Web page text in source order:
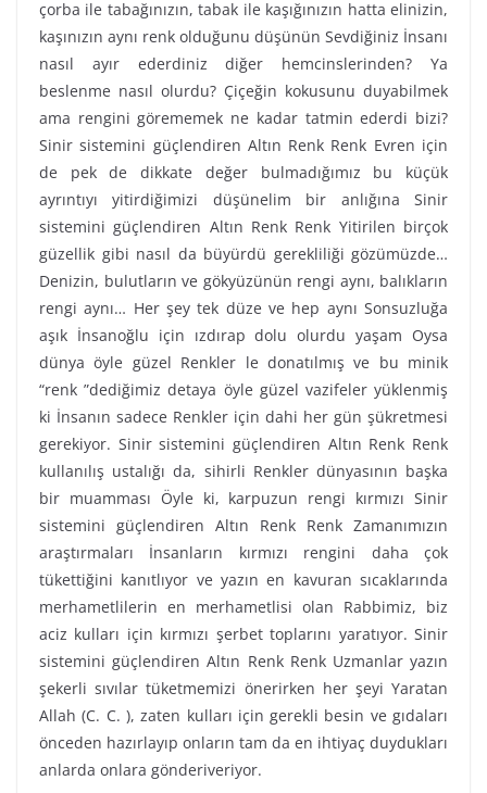
çorba ile tabağınızın, tabak ile kaşığınızın hatta elinizin,
kaşınızın aynı renk olduğunu düşünün Sevdiğiniz İnsanı
nasıl ayır ederdiniz diğer hemcinslerinden? Ya
beslenme nasıl olurdu? Çiçeğin kokusunu duyabilmek
ama rengini görememek ne kadar tatmin ederdi bizi?
Sinir sistemini güçlendiren Altın Renk Renk Evren için
de pek de dikkate değer bulmadığımız bu küçük
ayrıntıyı yitirdiğimizi düşünelim bir anlığına Sinir
sistemini güçlendiren Altın Renk Renk Yitirilen birçok
güzellik gibi nasıl da büyürdü gerekliliği gözümüzde…
Denizin, bulutların ve gökyüzünün rengi aynı, balıkların
rengi aynı… Her şey tek düze ve hep aynı Sonsuzluğa
aşık İnsanoğlu için ızdırap dolu olurdu yaşam Oysa
dünya öyle güzel Renkler le donatılmış ve bu minik
“renk ”dediğimiz detaya öyle güzel vazifeler yüklenmiş
ki İnsanın sadece Renkler için dahi her gün şükretmesi
gerekiyor. Sinir sistemini güçlendiren Altın Renk Renk
kullanılış ustalığı da, sihirli Renkler dünyasının başka
bir muamması Öyle ki, karpuzun rengi kırmızı Sinir
sistemini güçlendiren Altın Renk Renk Zamanımızın
araştırmaları İnsanların kırmızı rengini daha çok
tükettiğini kanıtlıyor ve yazın en kavuran sıcaklarında
merhametlilerin en merhametlisi olan Rabbimiz, biz
aciz kulları için kırmızı şerbet toplarını yaratıyor. Sinir
sistemini güçlendiren Altın Renk Renk Uzmanlar yazın
şekerli sıvılar tüketmemizi önerirken her şeyi Yaratan
Allah (C. C. ), zaten kulları için gerekli besin ve gıdaları
önceden hazırlayıp onların tam da en ihtiyaç duydukları
anlarda onlara gönderiveriyor.